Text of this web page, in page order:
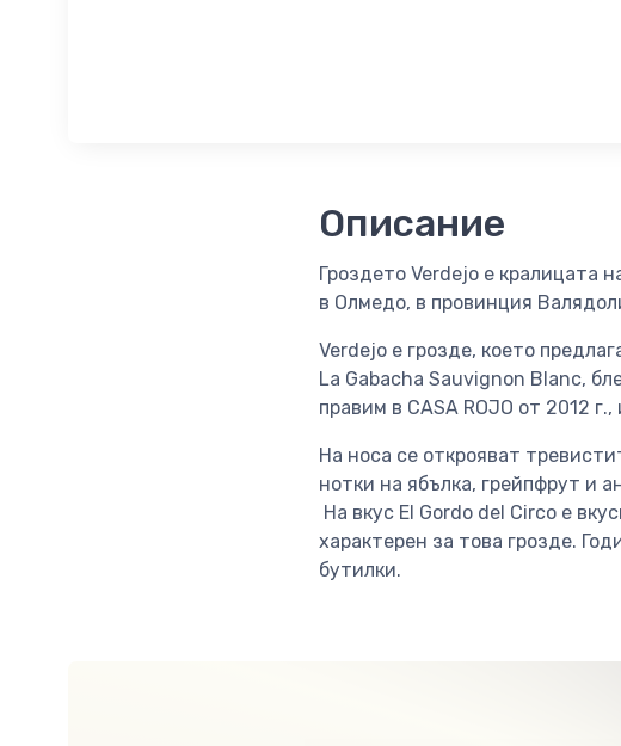
Описание
Гроздето Verdejo е кралицата
в Олмедо, в провинция
Verdejo е грозде, което
La Gabacha Sauvignon Blanc,
правим в CASA ROJO от 2012
На носа се открояват
нотки на ябълка, грейпфрут и
На вкус El Gordo del Circo е
характерен за това грозде.
бутилки.